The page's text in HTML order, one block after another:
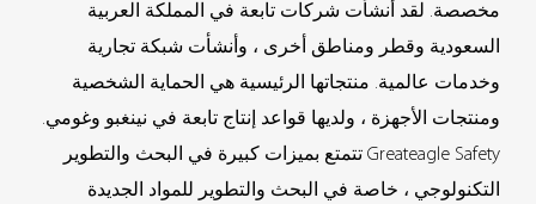
مخصصة. لقد أنشأت شركات تابعة في المملكة العربية
السعودية وقطر ومناطق أخرى ، وأنشأت شبكة تجارية
وخدمات عالمية. منتجاتها الرئيسية هي الحماية الشخصية
ومنتجات الأجهزة ، ولديها قواعد إنتاج تابعة في نينغبو وغومي.
Greateagle Safety تتمتع بميزات كبيرة في البحث والتطوير
التكنولوجي ، خاصة في البحث والتطوير للمواد الجديدة